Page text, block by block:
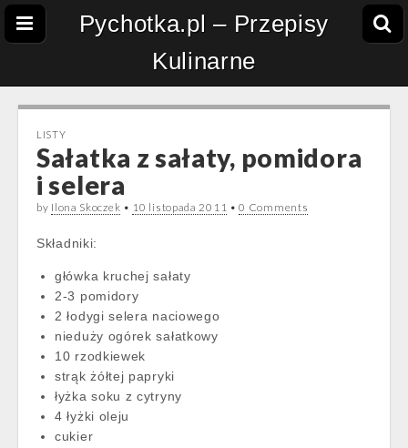
Pychotka.pl – Przepisy
Kulinarne
LISTY
Sałatka z sałaty, pomidora
i selera
by Ilona Skoczek • 10 listopada 2011 •0 Comments
Składniki:
główka kruchej sałaty
2-3 pomidory
2 łodygi selera naciowego
nieduży ogórek sałatkowy
10 rzodkiewek
strąk żółtej papryki
łyżka soku z cytryny
4 łyżki oleju
cukier